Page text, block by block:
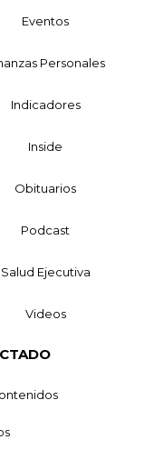
Eventos
Personales
Indicadores
Inside
Obituarios
Podcast
Salud Ejecutiva
Videos